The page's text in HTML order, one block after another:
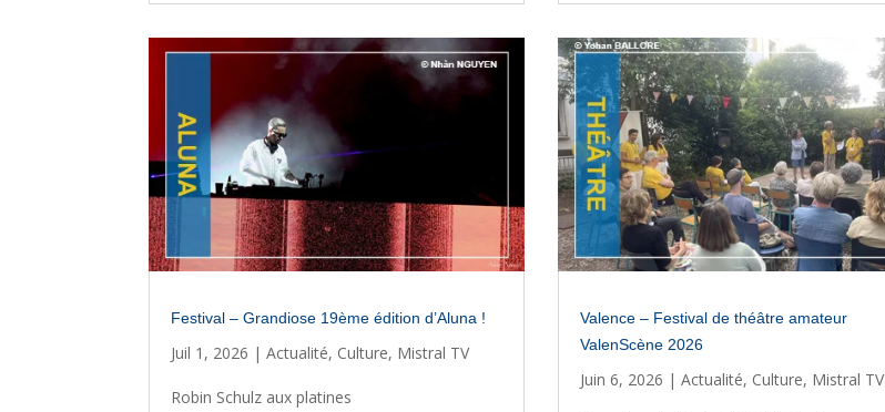
Festival – Grandiose 19ème édition d’Aluna !
Juil 1, 2026 |Actualité, Culture, Mistral TV
Robin Schulz aux platines
Valence – Festival de théâtre amateur
ValenScène 2026
Juin 6, 2026 | Actualité, Culture, Mistral TV